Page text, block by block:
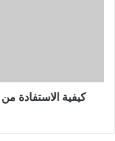
في
ألمانيا